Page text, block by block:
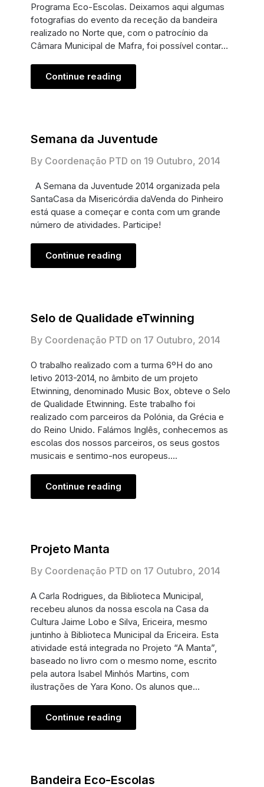
Programa Eco-Escolas. Deixamos aqui algumas
fotografias do evento da receção da bandeira
realizado no Norte que, com o patrocínio da
Câmara Municipal de Mafra, foi possível contar…
Continue reading
Semana da Juventude
By Coordenação PTD on 19 Outubro, 2014
A Semana da Juventude 2014 organizada pela
SantaCasa da Misericórdia daVenda do Pinheiro
está quase a começar e conta com um grande
número de atividades. Participe!
Continue reading
Selo de Qualidade eTwinning
By Coordenação PTD on 17 Outubro, 2014
O trabalho realizado com a turma 6ºH do ano
letivo 2013-2014, no âmbito de um projeto
Etwinning, denominado Music Box, obteve o Selo
de Qualidade Etwinning. Este trabalho foi
realizado com parceiros da Polónia, da Grécia e
do Reino Unido. Falámos Inglês, conhecemos as
escolas dos nossos parceiros, os seus gostos
musicais e sentimo-nos europeus….
Continue reading
Projeto Manta
By Coordenação PTD on 17 Outubro, 2014
A Carla Rodrigues, da Biblioteca Municipal,
recebeu alunos da nossa escola na Casa da
Cultura Jaime Lobo e Silva, Ericeira, mesmo
juntinho à Biblioteca Municipal da Ericeira. Esta
atividade está integrada no Projeto “A Manta”,
baseado no livro com o mesmo nome, escrito
pela autora Isabel Minhós Martins, com
ilustrações de Yara Kono. Os alunos que…
Continue reading
Bandeira Eco-Escolas